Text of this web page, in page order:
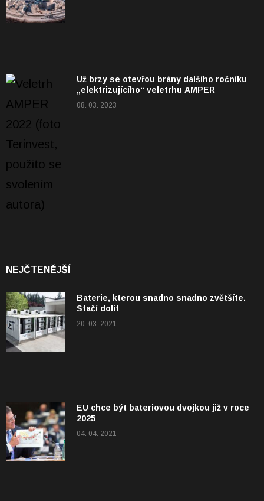
Už brzy se otevřou brány dalšího ročníku
„elektrizujícího“ veletrhu AMPER
08. 03. 2023
NEJČTENĚJŠÍ
Baterie, kterou snadno snadno zvětšíte.
Stačí dolít
20. 03. 2021
EU chce být bateriovou dvojkou již v roce
2025
04. 04. 2021